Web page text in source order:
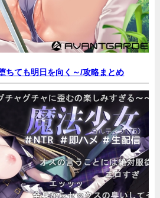
ちても明日を向く～/攻略まとめ